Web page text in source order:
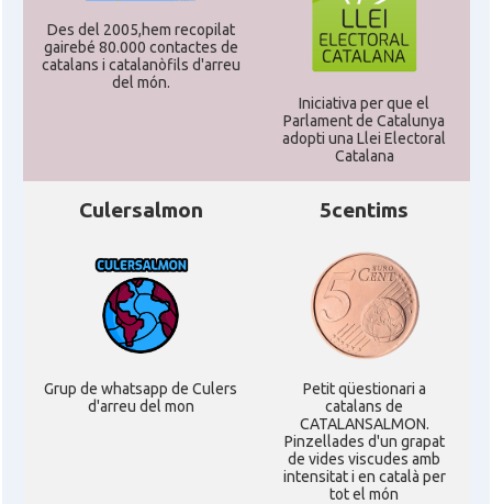
Des del 2005,hem recopilat
gairebé 80.000 contactes de
catalans i catalanòfils d'arreu
del món.
Iniciativa per que el
Parlament de Catalunya
adopti una Llei Electoral
Catalana
Culersalmon
Grup de whatsapp de Culers
d'arreu del mon
5centims
Petit qüestionari a
catalans de
CATALANSALMON.
Pinzellades d'un grapat
de vides viscudes amb
intensitat i en català per
tot el món